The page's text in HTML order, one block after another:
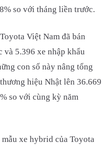
so với tháng liền trước.
Việt Nam đã bán
và 5.396 xe nhập khẩu
con số này nâng tổng
hiệu Nhật lên 36.669
so với cùng kỳ năm
xe hybrid của Toyota